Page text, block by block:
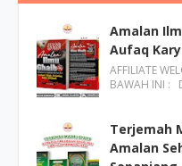
Amalan
Aufaq
AFFILIATE
BAWAH INI :
Terjemah
Amalan